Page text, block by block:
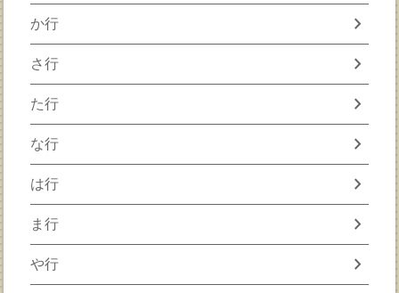
か行 chevron_right
さ行 chevron_right
た行 chevron_right
な行 chevron_right
は行 chevron_right
ま行 chevron_right
や行 chevron_right